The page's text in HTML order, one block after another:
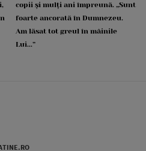
copii și mulți ani împreună. „Sunt
foarte ancorată în Dumnezeu.
Am lăsat tot greul în mâinile
Lui...”